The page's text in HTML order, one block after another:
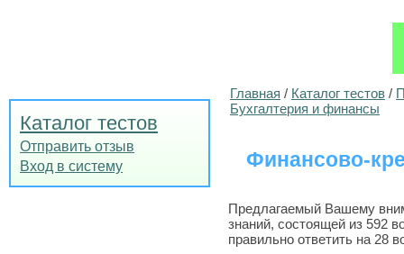
Каталог тестов
Отправить отзыв
Вход в систему
Главная / Каталог тестов /
Бухгалтерия и финансы
Финансово-
Предлагаемый Вашему
знаний, состоящей из 592
правильно ответить на 28